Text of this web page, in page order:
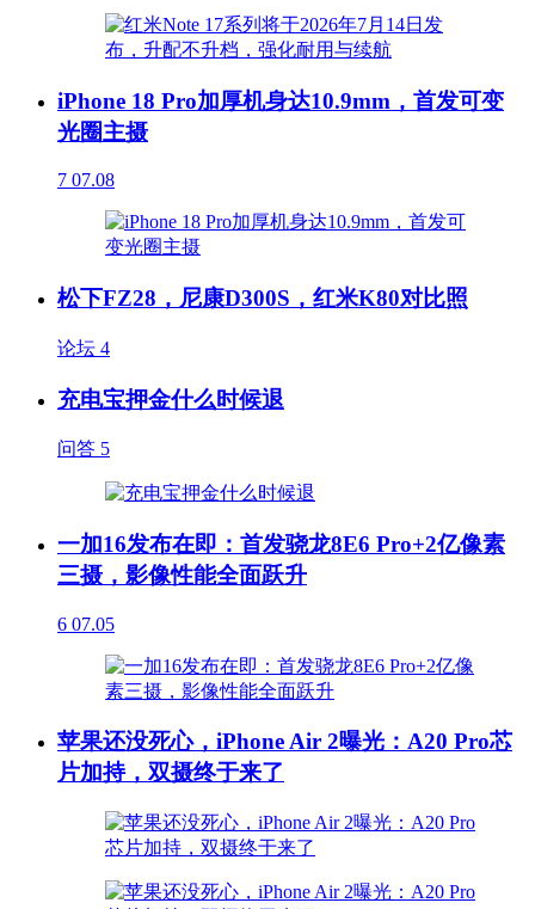
iPhone 18 Pro加厚机身达10.9mm，首发可变
光圈主摄
7 07.08
松下FZ28，尼康D300S，红米K80对比照
论坛 4
充电宝押金什么时候退
问答 5
一加16发布在即：首发骁龙8E6 Pro+2亿像素
三摄，影像性能全面跃升
6 07.05
苹果还没死心，iPhone Air 2曝光：A20 Pro芯
片加持，双摄终于来了